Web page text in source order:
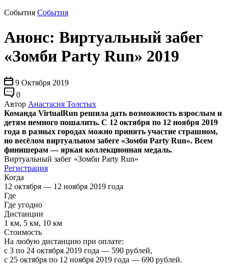
События События
Анонс: Виртуальный забег
«Зомби Party Run» 2019
9 Октября 2019
0
Автор Анастасия Толстых
Команда VirtualRun решила дать возможность взрослым и
детям немного пошалить. С 12 октября по 12 ноября 2019
года в разных городах можно принять участие страшном,
но весёлом виртуальном забеге «Зомби Party Run». Всем
финишерам — яркая коллекционная медаль.
Виртуальный забег «Зомби Party Run»
Регистрация
Когда
12 октября — 12 ноября 2019 года
Где
Где угодно
Дистанции
1 км, 5 км, 10 км
Стоимость
На любую дистанцию при оплате:
с 3 по 24 октября 2019 года — 590 рублей,
с 25 октября по 12 ноября 2019 года — 690 рублей.